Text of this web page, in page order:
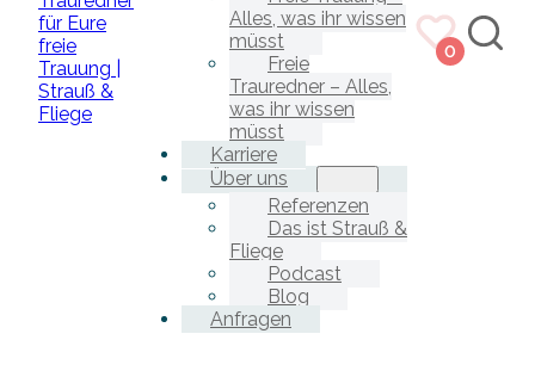
Alles, was ihr wissen
müsst
Freie
Trauredner – Alles,
was ihr wissen
müsst
Karriere
Über uns
Referenzen
Das ist Strauß &
Fliege
Podcast
Blog
Anfragen
0